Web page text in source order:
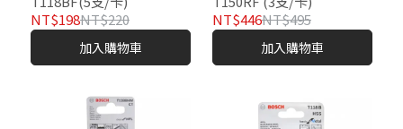
NT$198NT$220
加入購物車
NT$446NT$495
加入購物車